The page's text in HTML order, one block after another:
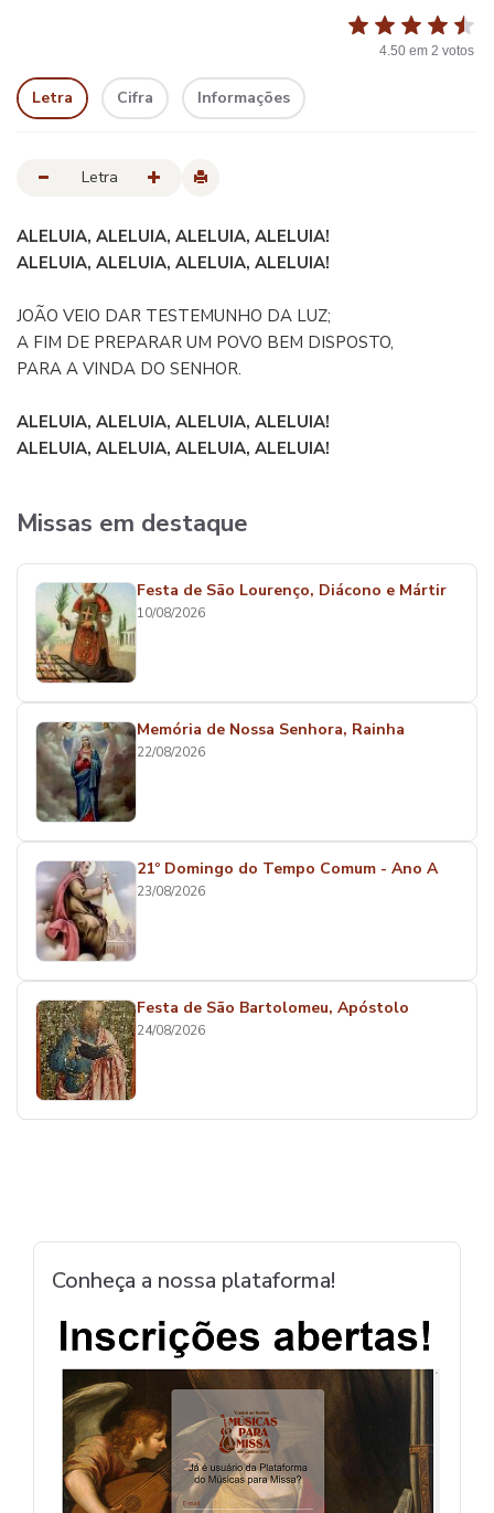
4.50 em 2 votos
Letra Cifra Informações
Letra
ALELUIA, ALELUIA, ALELUIA, ALELUIA!
ALELUIA, ALELUIA, ALELUIA, ALELUIA!
JOÃO VEIO DAR TESTEMUNHO DA LUZ;
A FIM DE PREPARAR UM POVO BEM DISPOSTO,
PARA A VINDA DO SENHOR.
ALELUIA, ALELUIA, ALELUIA, ALELUIA!
ALELUIA, ALELUIA, ALELUIA, ALELUIA!
Missas em destaque
Festa de São Lourenço, Diácono e Mártir
10/08/2026
Memória de Nossa Senhora, Rainha
22/08/2026
21º Domingo do Tempo Comum - Ano A
23/08/2026
Festa de São Bartolomeu, Apóstolo
24/08/2026
Conheça a nossa plataforma!